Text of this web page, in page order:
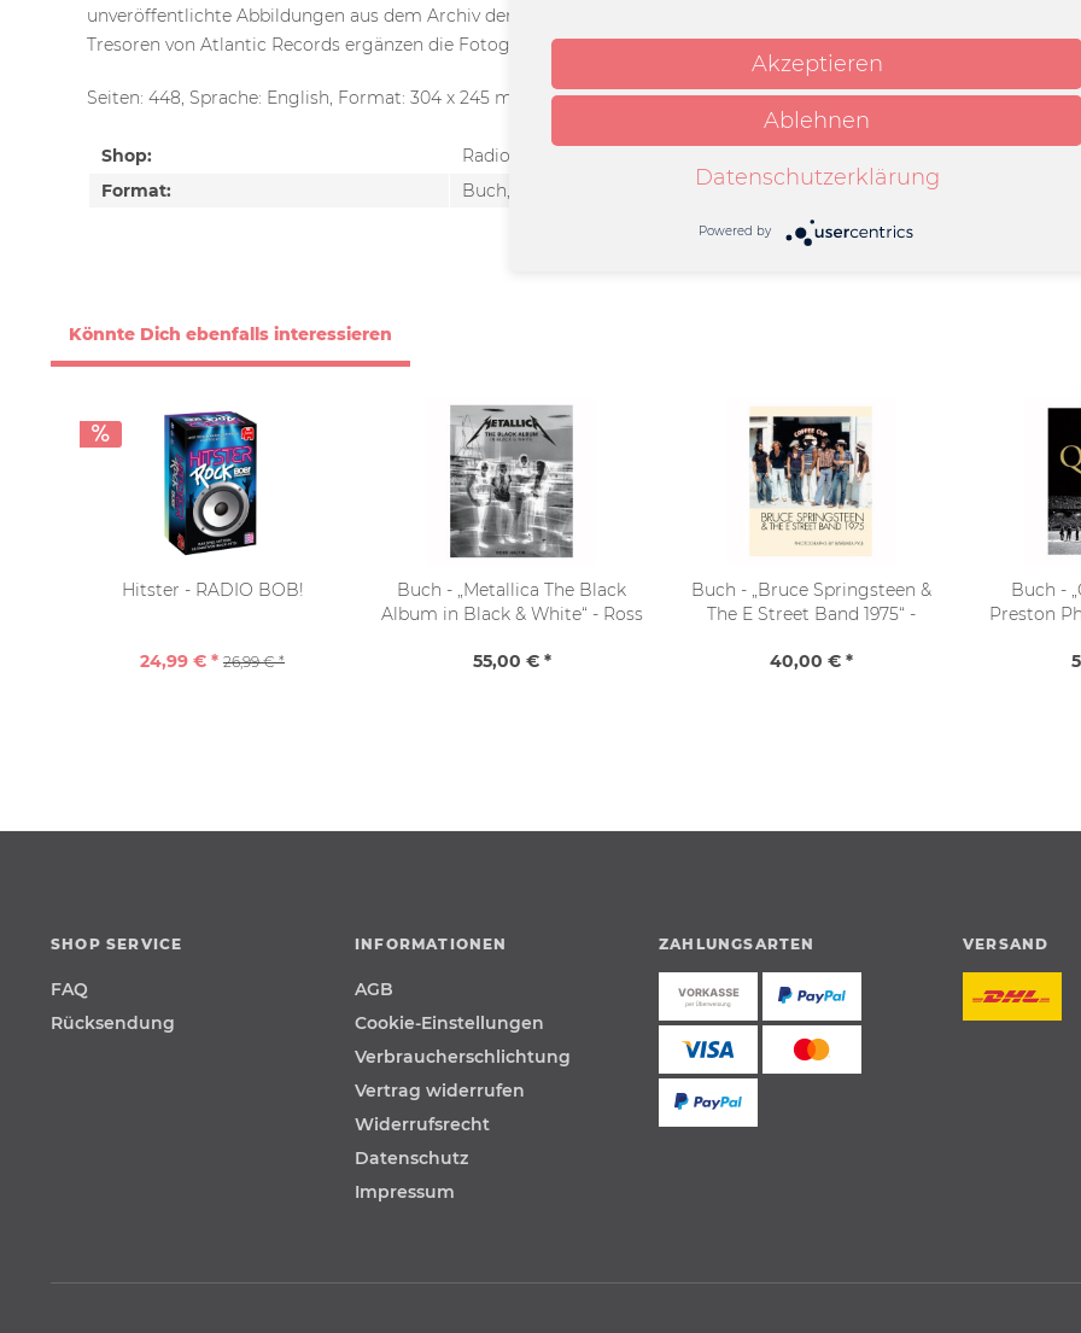
unveröffentlichte Abbildungen aus dem Archiv der Band und faszinierende Dokumente aus den
Tresoren von Atlantic Records ergänzen die Fotografien.
Seiten: 448, Sprache: English, Format: 304 x 245 mm, ISBN 978-3-9818890-3-1
Shop:
Radio Bob
Format:
Buch, Hardcover
Könnte Dich ebenfalls interessieren
Hitster - RADIO BOB!
24,99 € * 26,99 € *
Buch - „Metallica The Black
Album in Black & White“ - Ross
55,00 € *
Buch - „Bruce Springsteen &
The E Street Band 1975“ -
40,00 € *
Buch -
Preston
SHOP SERVICE
FAQ
Rücksendung
INFORMATIONEN
AGB
Cookie-Einstellungen
Verbraucherschlichtung
Vertrag widerrufen
Widerrufsrecht
Datenschutz
Impressum
ZAHLUNGSARTEN VERSAND
Akzeptieren
Ablehnen
Datenschutzerklärung
Powered by